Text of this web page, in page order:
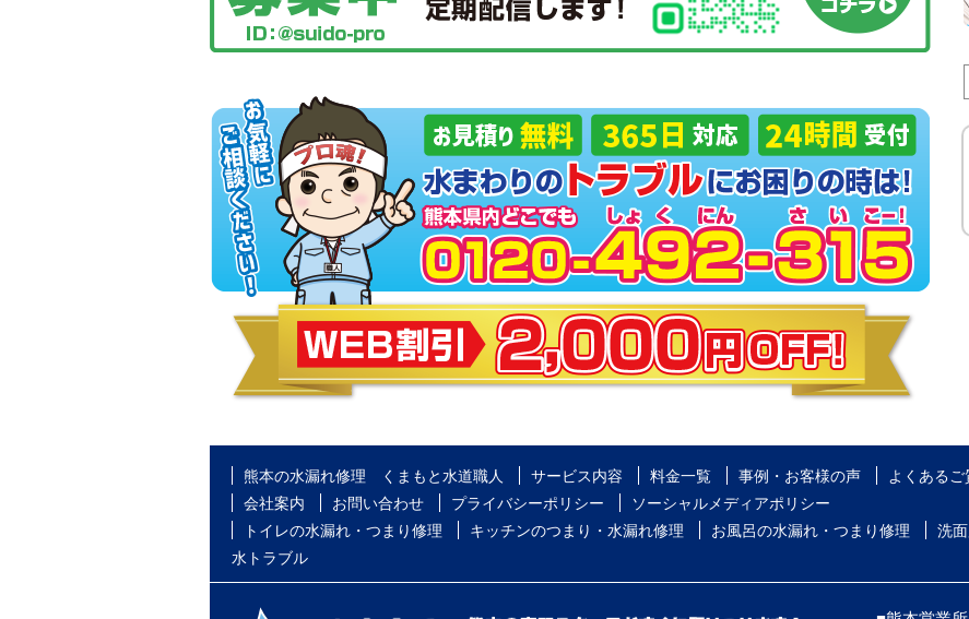
熊本の水漏れ修理 くまもと水道職人 サービス内容 料金一覧 事例・お客様の声 よくあるご
会社案内
お問い合わせ プライバシーポリシー
ソーシャルメディアポリシー
トイレの水漏れ・つまり修理
キッチンのつまり・水漏れ修理 お風呂の水漏れ・つまり修理 洗
水トラブル